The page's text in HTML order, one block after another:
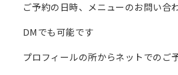
ご予約の日時、メニューのお問い合
DMでも可能です
プロフィールの所からネットでのご